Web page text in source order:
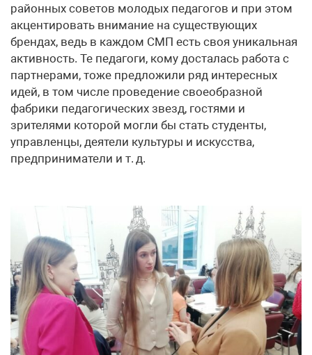
районных советов молодых педагогов и при этом
акцентировать внимание на существующих
брендах, ведь в каждом СМП есть своя уникальная
активность. Те педагоги, кому досталась работа с
партнерами, тоже предложили ряд интересных
идей, в том числе проведение своеобразной
фабрики педагогических звезд, гостями и
зрителями которой могли бы стать студенты,
управленцы, деятели культуры и искусства,
предприниматели и т. д.